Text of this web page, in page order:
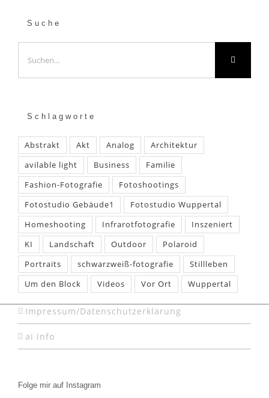
Suche
nach:
Schlagworte
Abstrakt Akt Analog
Architektur
avilable light
Business
Familie
Fashion-Fotografie
Fotoshootings
Fotostudio Gebäude1
Fotostudio Wuppertal
Homeshooting
Infrarotfotografie
Inszeniert
KI
Landschaft Outdoor
Polaroid
Portraits
schwarzweiß-fotografie
Stillleben
Um den Block
Videos Vor Ort Wuppertal
Impressum/Datenschutzerklärung
ai info
Folge mir auf Instagram